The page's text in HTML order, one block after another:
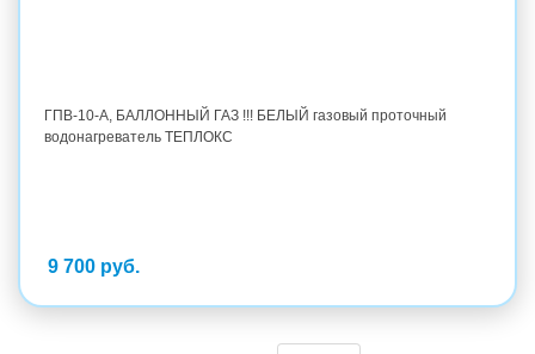
ГПВ-10-А, БАЛЛОННЫЙ ГАЗ !!! БЕЛЫЙ газовый проточный
водонагреватель ТЕПЛОКС
9 700 руб.